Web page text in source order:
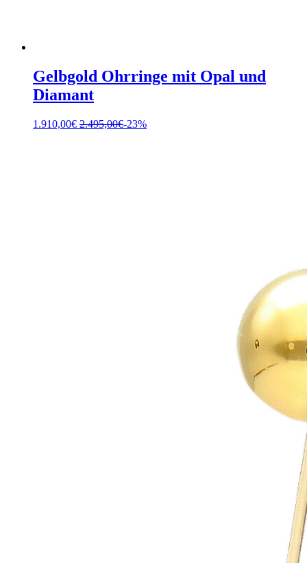
Gelbgold Ohrringe mit Opal und
Diamant
1.910,00€ 2.495,00€-23%